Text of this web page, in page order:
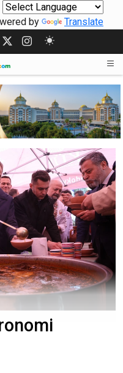
by Translate